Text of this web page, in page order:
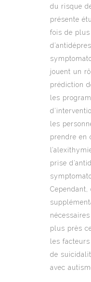
du risque
présente
fois de
jouent un
prédiction
les
les
prendre en
prise
Cependant,
plus près
les
de
avec